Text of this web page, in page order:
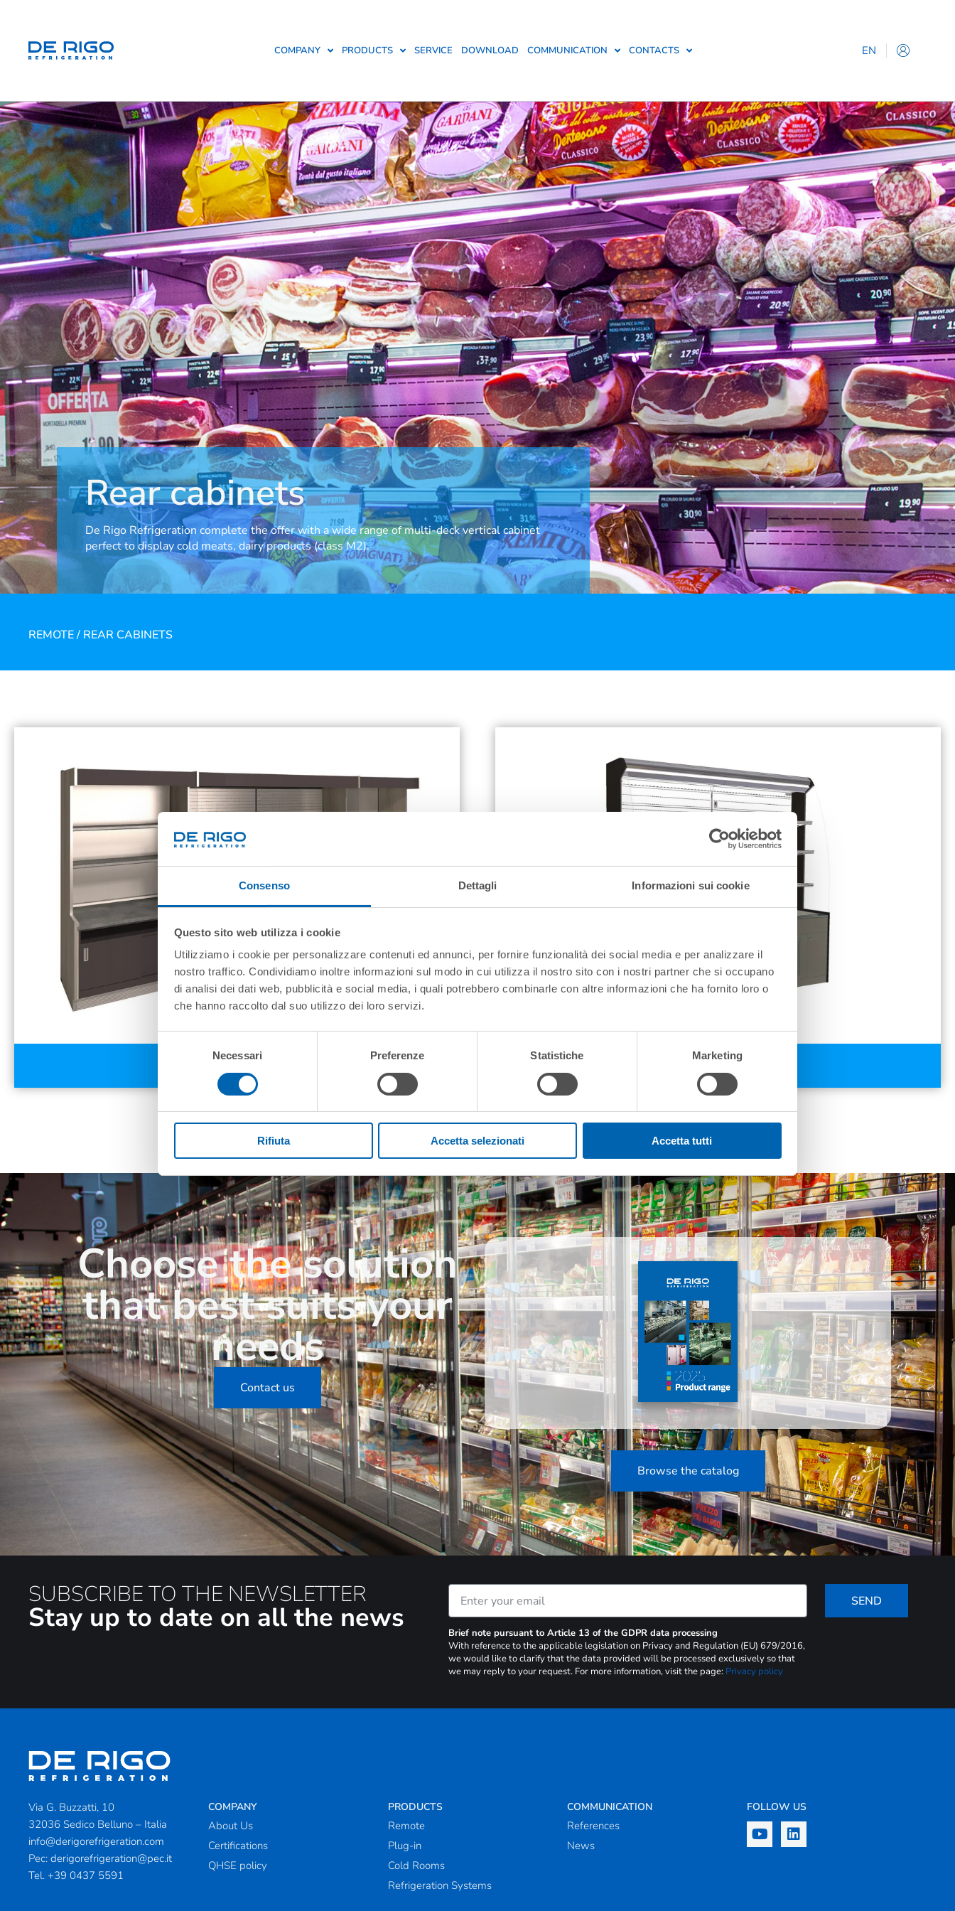
Consenso Dettagli Informazioni sui cookie
Questo sito web utilizza i cookie
Utilizziamo i cookie per personalizzare contenuti ed annunci, per fornire funzionalità dei social media e per analizzare il
nostro traffico. Condividiamo inoltre informazioni sul modo in cui utilizza il nostro sito con i nostri partner che si occupano
di analisi dei dati web, pubblicità e social media, i quali potrebbero combinarle con altre informazioni che ha fornito loro o
che hanno raccolto dal suo utilizzo dei loro servizi.
Necessari Preferenze Statistiche Marketing
Rifiuta Accetta selezionati Accetta tutti
COMPANY PRODUCTS SERVICE DOWNLOAD COMMUNICATION CONTACTS EN
DE
FR
Rear cabinets
De Rigo Refrigeration complete the offer with a wide range of multi-deck vertical cabinet
perfect to display cold meats, dairy products (class M2).
REMOTE/ REAR CABINETS
SAIPAN NEW BOAVISTA P
Choose the solution
that best suits your
needs
Contact us
Browse the catalog
SUBSCRIBE TO THE NEWSLETTER
Stay up to date on all the news SEND
Brief note pursuant to Article 13 of the GDPR data processing
With reference to the applicable legislation on Privacy and Regulation (EU) 679/2016,
we would like to clarify that the data provided will be processed exclusively so that
we may reply to your request. For more information, visit the page: Privacy policy
Via G. Buzzatti, 10
32036 Sedico Belluno – Italia
info@derigorefrigeration.com
Pec: derigorefrigeration@pec.it
Tel. +39 0437 5591
COMPANY
About Us
Certifications
QHSE policy
PRODUCTS
Remote
Plug-in
Cold Rooms
Refrigeration Systems
COMMUNICATION
References
News
FOLLOW US